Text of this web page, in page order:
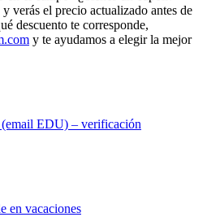
verás el precio actualizado antes de
descuento te corresponde,
y te ayudamos a elegir la mejor
(email EDU) – verificación
en vacaciones